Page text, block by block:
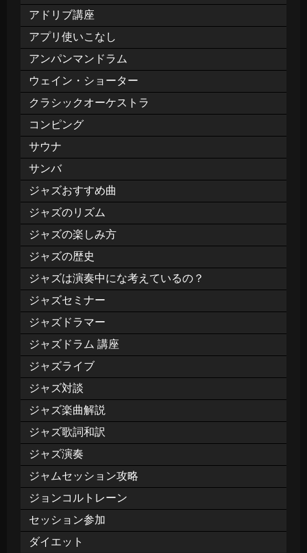
アドリブ講座
アプリ使いこなし
アンパンマンドラム
ウェイン・ショーター
クラシックオーケストラ
コンピング
サウナ
サンバ
ジャズおすすめ曲
ジャズのリズム
ジャズの楽しみ方
ジャズの歴史
ジャズは演奏中にな考えているの？
ジャズセミナー
ジャズドラマー
ジャズドラム 講座
ジャズライブ
ジャズ対談
ジャズ楽曲解説
ジャズ歌詞和訳
ジャズ演奏
ジャムセッション攻略
ジョンコルトレーン
セッション参加
ダイエット